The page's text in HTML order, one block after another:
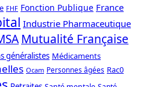
FHF Fonction Publique France
Industrie Pharmaceutique
Mutualité Française
généralistes Médicaments
Ocam Personnes âgées Rac0